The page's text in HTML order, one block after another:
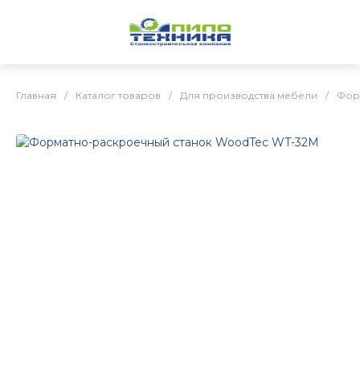
Главная / Каталог товаров / Для производства мебели /